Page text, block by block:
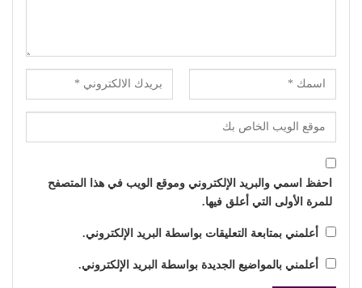
احفظ اسمي والبريد الإلكتروني وموقع الويب في هذا المتصفح
للمرة الأولى التي أعلق فيها.
أعلمني بمتابعة التعليقات بواسطة البريد الإلكتروني.
أعلمني بالمواضيع الجديدة بواسطة البريد الإلكتروني.